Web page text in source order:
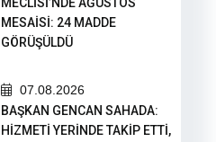
MESAİSİ: 24 MADDE
GÖRÜŞÜLDÜ
07.08.2026
BAŞKAN GENCAN SAHADA:
HİZMETİ YERİNDE TAKİP ETTİ,